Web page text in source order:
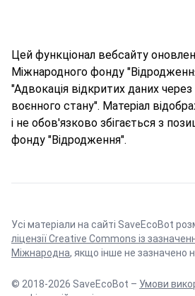
Цей функціонал вебсайту
Міжнародного фонду
"Адвокація відкритих даних
воєнного стану". Матеріал
і не обов'язково збігається з
фонду "Відродження".
Усі матеріали на сайті SaveEcoBot
ліцензії Creative Commons із
Міжнародна, якщо інше не зазначено
© 2018-2026 SaveEcoBot – Умови